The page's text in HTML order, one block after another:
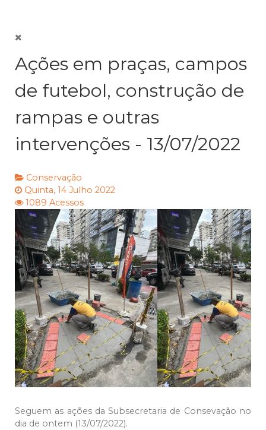
Ações em praças, campos
de futebol, construção de
rampas e outras
intervenções - 13/07/2022
Conservação
Quinta, 14 Julho 2022
1089 Acessos
Seguem as ações da Subsecretaria de Consevação no
dia de ontem (13/07/2022).